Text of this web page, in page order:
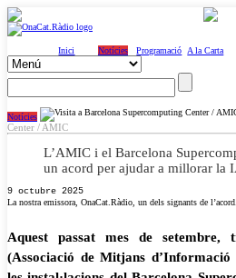
Inici Notícies Programació A la Carta
Notícies
Center / AMIC
L’AMIC i el Barcelona
un acord per ajudar a millorar la
9 octubre 2025
La nostra emissora, OnaCat.Ràdio, un dels signants de l’acord.
Aquest passat mes de setembre,
(Associació de Mitjans